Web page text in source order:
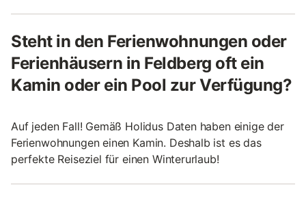
Steht in den Ferienwohnungen oder
Ferienhäusern in Feldberg oft ein
Kamin oder ein Pool zur Verfügung?
Auf jeden Fall! Gemäß Holidus Daten haben einige der
Ferienwohnungen einen Kamin. Deshalb ist es das
perfekte Reiseziel für einen Winterurlaub!